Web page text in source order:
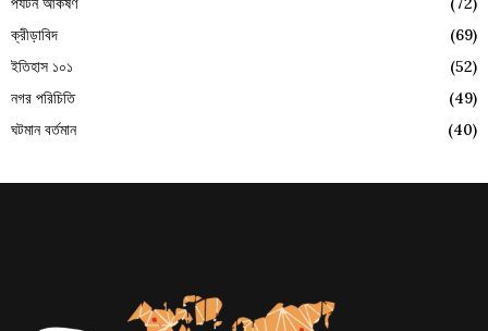
ক্রীড়াবিদ
(69)
ইতিহাস ১০১
(52)
নগর পরিচিতি
(49)
ঘটমান বর্তমান
(40)